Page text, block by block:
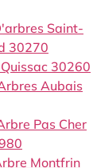
Saint-
30270
30260
Aubais
Pas Cher
Montfrin